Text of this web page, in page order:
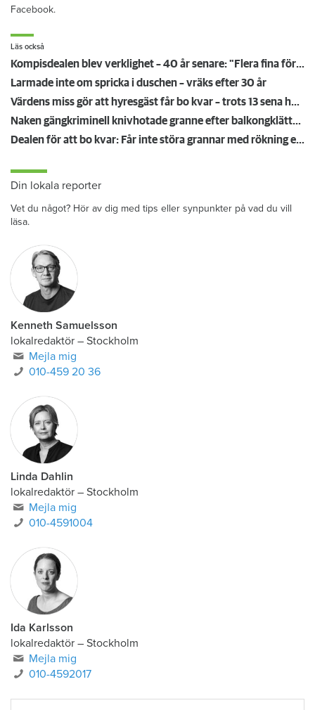
Facebook.
Läs också
Kompisdealen blev verklighet – 40 år senare: "Flera fina fördelar med att dela bostad"
Larmade inte om spricka i duschen – vräks efter 30 år
Värdens miss gör att hyresgäst får bo kvar – trots 13 sena hyror
Naken gängkriminell knivhotade granne efter balkongklättring
Dealen för att bo kvar: Får inte störa grannar med rökning eller utsätta dem för brandfara
Din lokala reporter
Vet du något? Hör av dig med tips eller synpunkter på vad du vill
läsa.
Kenneth Samuelsson
lokalredaktör – Stockholm
Mejla mig
010-459 20 36
Linda Dahlin
lokalredaktör – Stockholm
Mejla mig
010-4591004
Ida Karlsson
lokalredaktör – Stockholm
Mejla mig
010-4592017